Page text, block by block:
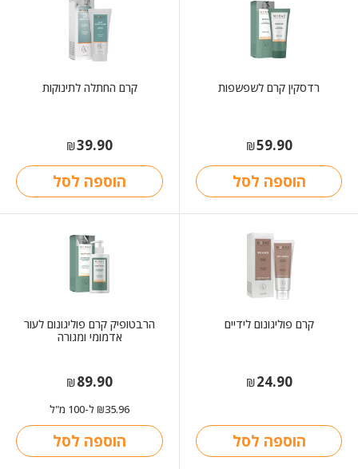
רדסקין קרם לשפשפות
₪59.90
הוספה לסל
קרם החתלה לתינוקות
₪39.90
הוספה לסל
קרם פוליגונום לידיים
₪24.90
הוספה לסל
הרבטופיק קרם פוליגונום לעור
אדמומי ומגורה
₪89.90
₪35.96 ל-100 מ"ל
הוספה לסל